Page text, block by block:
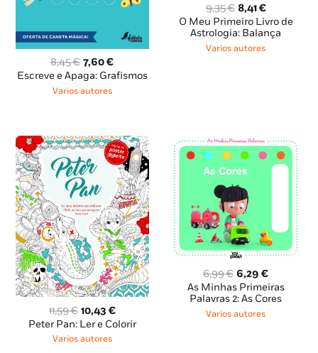
8,45€ O
preço
original
7,60€O
preço
Escreve e Apaga: Grafismos
Varios autores
9,35€ O
preço
original
era:
8,41€O
preço
atual
é:
O Meu Primeiro Livro de
Astrologia: Balança
Varios autores
11,59€ O
preço
original
10,43 €O
preço
Peter Pan: Ler e Colorir
Varios autores
6,99€ O
preço
original
era:
6,29€O
preço
atual
As Minhas Primeiras
Palavras 2: As Cores
Varios autores